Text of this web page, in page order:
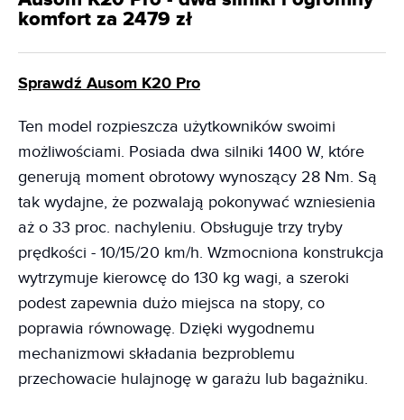
komfort za 2479 zł
Sprawdź Ausom K20 Pro
Ten model rozpieszcza użytkowników swoimi
możliwościami. Posiada dwa silniki 1400 W, które
generują moment obrotowy wynoszący 28 Nm. Są
tak wydajne, że pozwalają pokonywać wzniesienia
aż o 33 proc. nachyleniu. Obsługuje trzy tryby
prędkości - 10/15/20 km/h. Wzmocniona konstrukcja
wytrzymuje kierowcę do 130 kg wagi, a szeroki
podest zapewnia dużo miejsca na stopy, co
poprawia równowagę. Dzięki wygodnemu
mechanizmowi składania bezproblemu
przechowacie hulajnogę w garażu lub bagażniku.